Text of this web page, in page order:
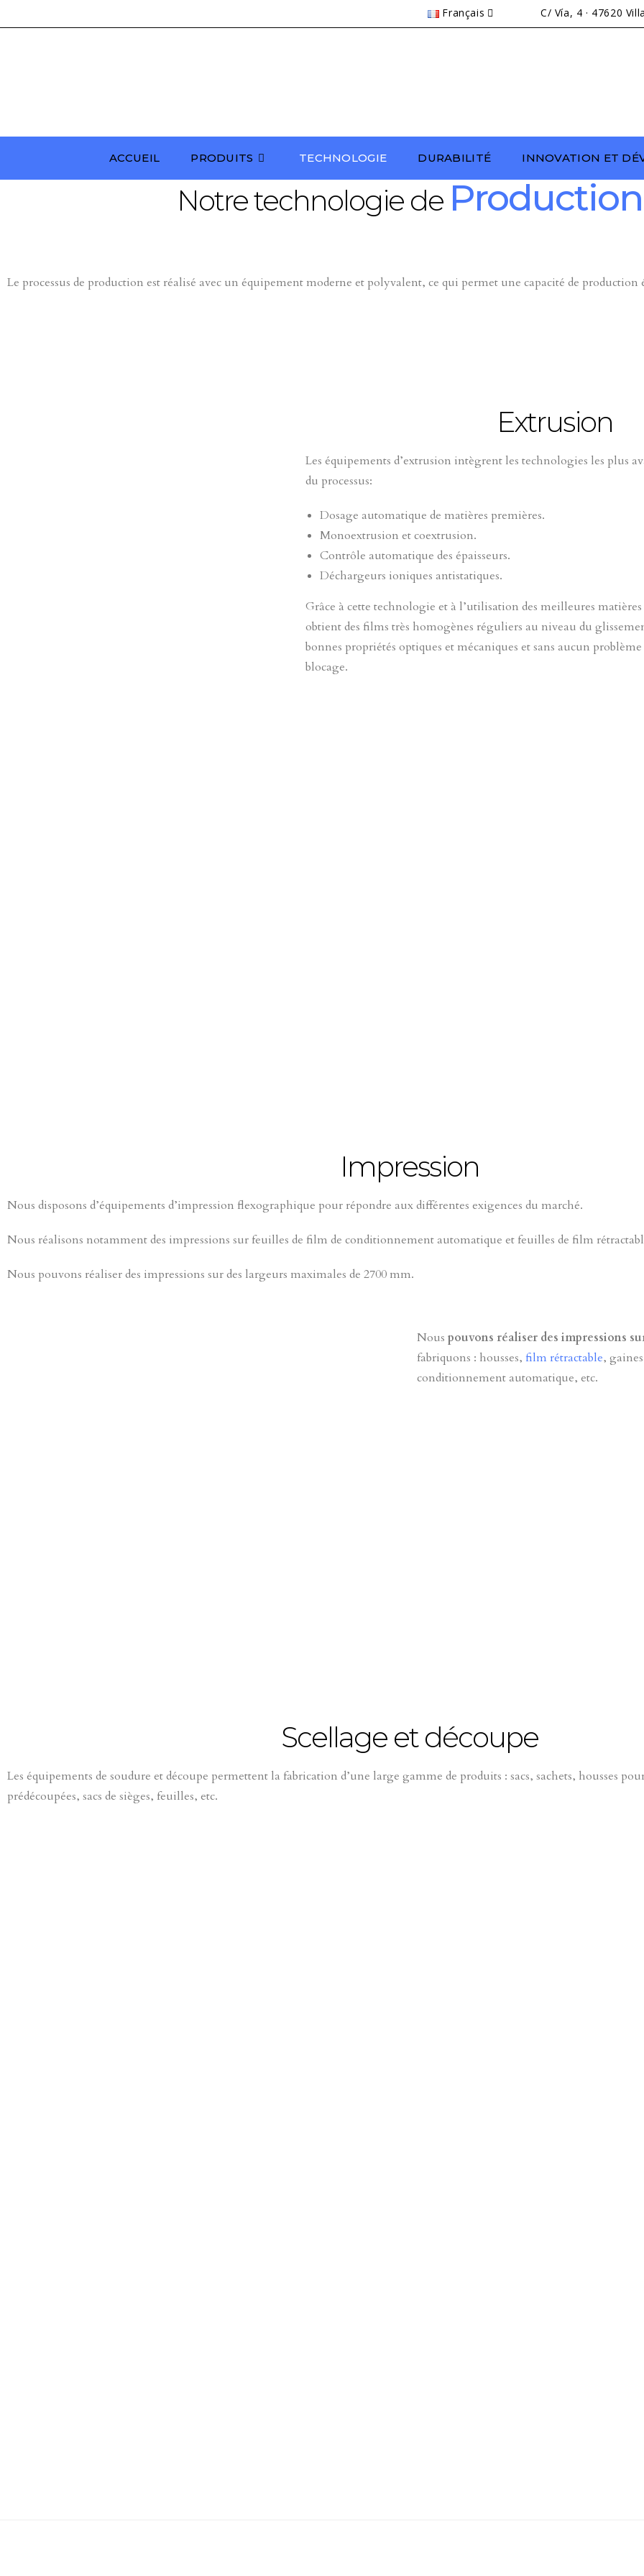
Français C/ Vía, 4 · 47620
ACCUEIL PRODUITS TECHNOLOGIE DURABILITÉ INNOVATION ET
Notre technologie de Production
Le processus de production est réalisé avec un équipement moderne et polyvalent, ce qui permet une capacité de production
Extrusion
Les équipements d’extrusion intègrent les technologies les plus
du processus:
Dosage automatique de matières premières.
Monoextrusion et coextrusion.
Contrôle automatique des épaisseurs.
Déchargeurs ioniques antistatiques.
Grâce à cette technologie et à l’utilisation des meilleures
obtient des films très homogènes réguliers au niveau du
bonnes propriétés optiques et mécaniques et sans aucun
blocage.
Impression
Nous disposons d’équipements d’impression flexographique pour répondre aux différentes exigences du marché.
Nous réalisons notamment des impressions sur feuilles de film de conditionnement automatique et feuilles de film
Nous pouvons réaliser des impressions sur des largeurs maximales de 2700 mm.
Nous pouvons réaliser des impressions
fabriquons : housses, film rétractable,
conditionnement automatique, etc.
Scellage et découpe
Les équipements de soudure et découpe permettent la fabrication d’une large gamme de produits : sacs, sachets, housses
prédécoupées, sacs de sièges, feuilles, etc.